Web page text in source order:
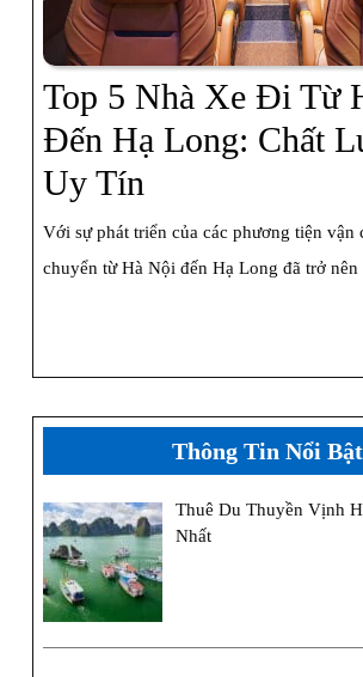
Top 5 Nhà Xe Đi Từ
Đến Hạ Long: Chất
Uy Tín
5
Nhà
Hà
Nội
Đến
Hạ
Long:
Chất
Với sự phát triển của các phương tiện vận
chuyển từ Hà Nội đến Hạ Long đã trở nên
Thông Tin Nổi Bật
Thuê Du Thuyền Vịnh
Nhất